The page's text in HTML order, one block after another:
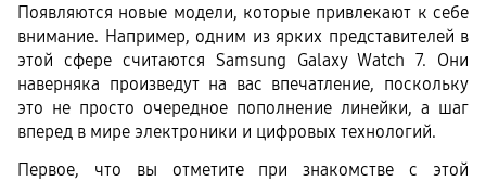
Появляются новые модели, которые привлекают к себе
внимание. Например, одним из ярких представителей в
этой сфере считаются Samsung Galaxy Watch 7. Они
наверняка произведут на вас впечатление, поскольку
это не просто очередное пополнение линейки, а шаг
вперед в мире электроники и цифровых технологий.
Первое, что вы отметите при знакомстве с этой